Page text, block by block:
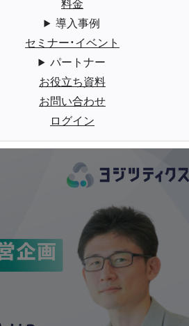
導入事例
セミナー・イベント
パートナー
お役立ち資料
お問い合わせ
ログイン